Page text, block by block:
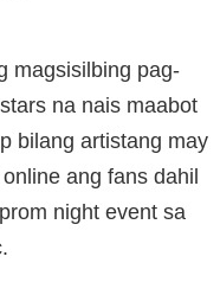
magsisilbing pag-
na nais maabot
bilang artistang may
ang fans dahil
night event sa